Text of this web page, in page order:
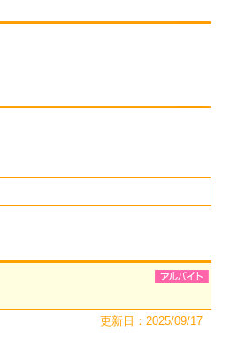
更新日：2025/09/17